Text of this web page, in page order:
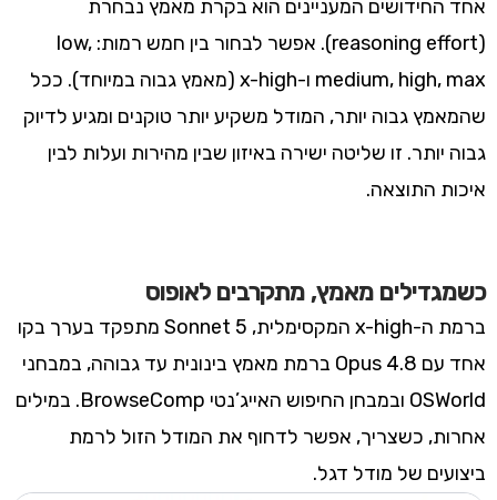
אחד החידושים המעניינים הוא בקרת מאמץ נבחרת
(reasoning effort). אפשר לבחור בין חמש רמות: low,
medium, high, max ו-x-high (מאמץ גבוה במיוחד). ככל
שהמאמץ גבוה יותר, המודל משקיע יותר טוקנים ומגיע לדיוק
גבוה יותר. זו שליטה ישירה באיזון שבין מהירות ועלות לבין
איכות התוצאה.
כשמגדילים מאמץ, מתקרבים לאופוס
ברמת ה-x-high המקסימלית, Sonnet 5 מתפקד בערך בקו
אחד עם Opus 4.8 ברמת מאמץ בינונית עד גבוהה, במבחני
OSWorld ובמבחן החיפוש האייג’נטי BrowseComp. במילים
אחרות, כשצריך, אפשר לדחוף את המודל הזול לרמת
ביצועים של מודל דגל.